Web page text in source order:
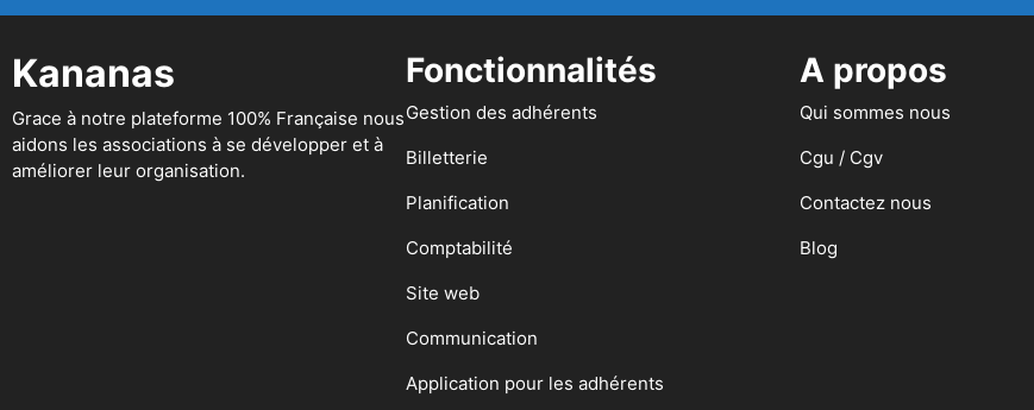
Kananas
Grace à notre plateforme 100% Française nous
aidons les associations à se développer et à
améliorer leur organisation.
Fonctionnalités
Gestion des adhérents
Billetterie
Planification
Comptabilité
Site web
Communication
Application pour les adhérents
A propos
Qui sommes nous
Cgu / Cgv
Contactez nous
Blog